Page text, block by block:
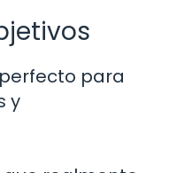
para
y